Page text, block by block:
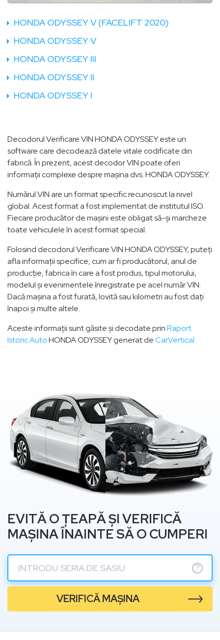
HONDA ODYSSEY V (FACELIFT 2020)
HONDA ODYSSEY V
HONDA ODYSSEY III
HONDA ODYSSEY II
HONDA ODYSSEY I
Decodorul Verificare VIN HONDA ODYSSEY este un
software care decodează datele vitale codificate din
fabrică. În prezent, acest decodor VIN poate oferi
informații complexe despre mașina dvs. HONDA ODYSSEY.
Numărul VIN are un format specific recunoscut la nivel
global. Acest format a fost implementat de institutul ISO.
Fiecare producător de mașini este obligat să-și marcheze
toate vehiculele în acest format special.
Folosind decodorul Verificare VIN HONDA ODYSSEY, puteți
afla informații specifice, cum ar fi producătorul, anul de
producție, fabrica în care a fost produs, tipul motorului,
modelul și evenimentele înregistrate pe acel număr VIN:
Dacă mașina a fost furată, lovită sau kilometri au fost dați
înapoi și multe altele.
Aceste informații sunt găsite și decodate prinRaport
Istoric AutoHONDA ODYSSEY generat deCarVertical.
EVITĂ O ȚEAPĂ ȘI VERIFICĂ
MAȘINA ÎNAINTE SĂ O CUMPERI
?
VERIFICĂ MAȘINA